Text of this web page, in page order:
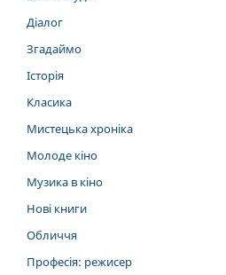
Діалог
Згадаймо
Історія
Класика
Мистецька хроніка
Молоде кіно
Музика в кіно
Нові книги
Обличчя
Професія: режисер